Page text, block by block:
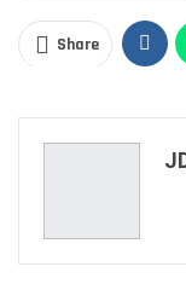
Share